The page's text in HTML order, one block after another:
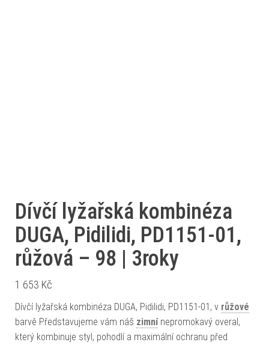
Dívčí lyžařská kombinéza
DUGA, Pidilidi, PD1151-01,
růžová – 98 | 3roky
1 653 Kč
Dívčí lyžařská kombinéza DUGA, Pidilidi, PD1151-01, v růžové
barvě Představujeme vám náš zimnínepromokavý overal,
který kombinuje styl, pohodlí a maximální ochranu před